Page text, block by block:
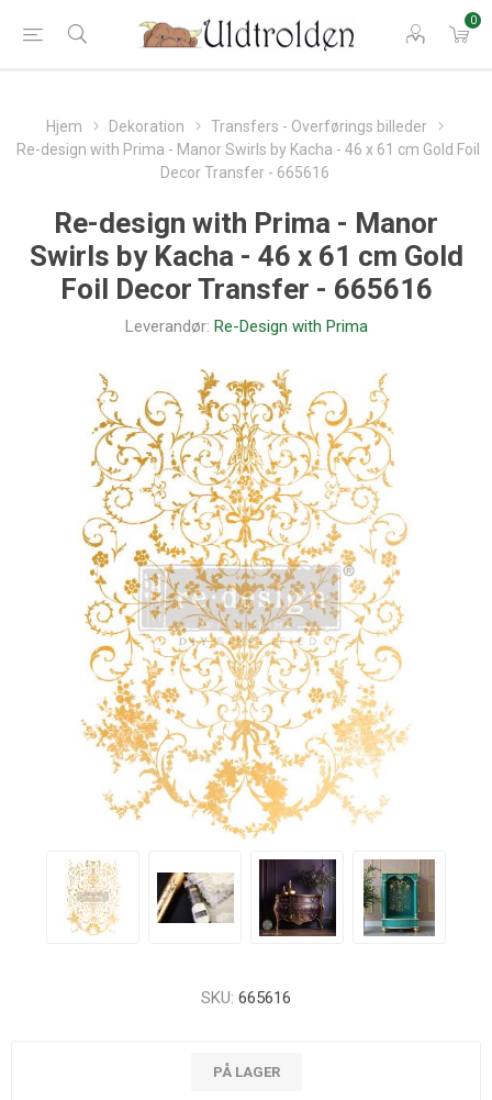
0
Hjem Dekoration
Transfers - Overførings billeder
Re-design with Prima - Manor Swirls by Kacha - 46 x 61 cm Gold Foil
Decor Transfer - 665616
Re-design with Prima - Manor
Swirls by Kacha - 46 x 61 cm Gold
Foil Decor Transfer - 665616
Leverandør: Re-Design with Prima
SKU: 665616
PÅ LAGER